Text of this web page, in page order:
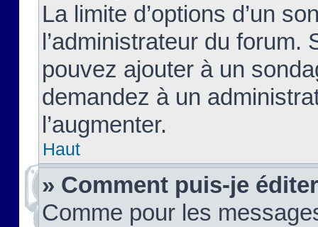
La limite d’options d’un
l’administrateur du forum.
pouvez ajouter à un
demandez à un
l’augmenter.
Haut
» Comment puis-je
Comme pour les